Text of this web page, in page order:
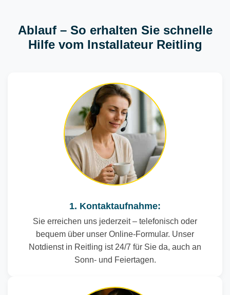
Ablauf – So erhalten Sie schnelle
Hilfe vom Installateur Reitling
1. Kontaktaufnahme:
Sie erreichen uns jederzeit – telefonisch oder
bequem über unser Online-Formular. Unser
Notdienst in Reitling ist 24/7 für Sie da, auch an
Sonn- und Feiertagen.